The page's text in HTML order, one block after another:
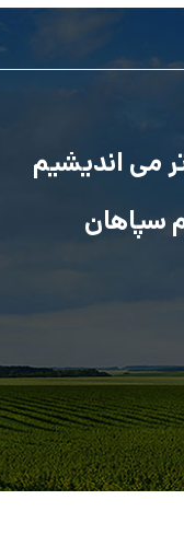
می اندیشیم
سپاهان